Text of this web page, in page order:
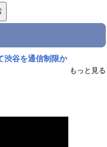
渋谷を通信制限か
もっと見る